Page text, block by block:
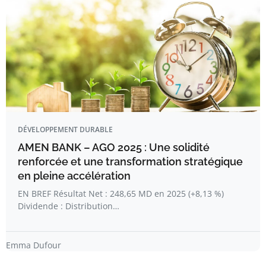
DÉVELOPPEMENT DURABLE
AMEN BANK – AGO 2025 : Une solidité
renforcée et une transformation stratégique
en pleine accélération
EN BREF Résultat Net : 248,65 MD en 2025 (+8,13 %)
Dividende : Distribution…
Emma Dufour